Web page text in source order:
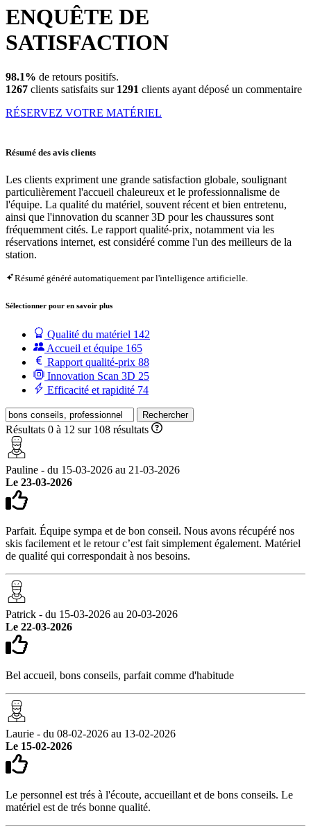
ENQUÊTE DE
SATISFACTION
98.1% de retours positifs.
1267 clients satisfaits sur 1291 clients ayant déposé un commentaire
RÉSERVEZ VOTRE MATÉRIEL
Résumé des avis clients
Les clients expriment une grande satisfaction globale, soulignant
particulièrement l'accueil chaleureux et le professionnalisme de
l'équipe. La qualité du matériel, souvent récent et bien entretenu,
ainsi que l'innovation du scanner 3D pour les chaussures sont
fréquemment cités. Le rapport qualité-prix, notamment via les
réservations internet, est considéré comme l'un des meilleurs de la
station.
Résumé généré automatiquement par l'intelligence artificielle.
Sélectionner pour en savoir plus
Qualité du matériel 142
Accueil et équipe 165
Rapport qualité-prix 88
Innovation Scan 3D 25
Efficacité et rapidité 74
Rechercher
Résultats 0 à 12 sur 108 résultats
Pauline - du 15-03-2026 au 21-03-2026
Le 23-03-2026
Parfait. Équipe sympa et de bon conseil. Nous avons récupéré nos
skis facilement et le retour c’est fait simplement également. Matériel
de qualité qui correspondait à nos besoins.
Patrick - du 15-03-2026 au 20-03-2026
Le 22-03-2026
Bel accueil, bons conseils, parfait comme d'habitude
Laurie - du 08-02-2026 au 13-02-2026
Le 15-02-2026
Le personnel est trés à l'écoute, accueillant et de bons conseils. Le
matériel est de trés bonne qualité.